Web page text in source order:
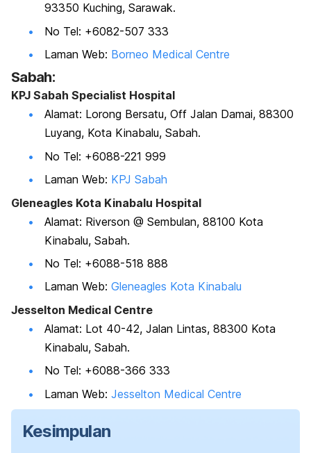
93350 Kuching, Sarawak.
No Tel: +6082-507 333
Laman Web: Borneo Medical Centre
Sabah:
KPJ Sabah Specialist Hospital
Alamat: Lorong Bersatu, Off Jalan Damai, 88300
Luyang, Kota Kinabalu, Sabah.
No Tel: +6088-221 999
Laman Web: KPJ Sabah
Gleneagles Kota Kinabalu Hospital
Alamat: Riverson @ Sembulan, 88100 Kota
Kinabalu, Sabah.
No Tel: +6088-518 888
Laman Web: Gleneagles Kota Kinabalu
Jesselton Medical Centre
Alamat: Lot 40-42, Jalan Lintas, 88300 Kota
Kinabalu, Sabah.
No Tel: +6088-366 333
Laman Web: Jesselton Medical Centre
Kesimpulan